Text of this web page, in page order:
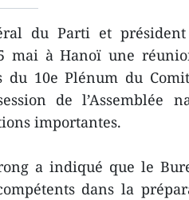
du Parti et
mai à Hanoï une
du 10e Plénum du
de l’Assemblée
importantes.
a indiqué que le
dans la